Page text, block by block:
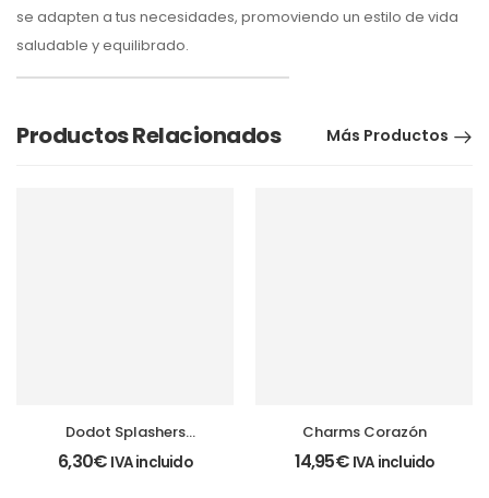
se adapten a tus necesidades, promoviendo un estilo de vida
saludable y equilibrado.
Productos Relacionados Más Productos
Dodot Splashers
bañadores
desechables
6,30€ IVA incluido
Charms Corazón
14,95€ IVA incluido